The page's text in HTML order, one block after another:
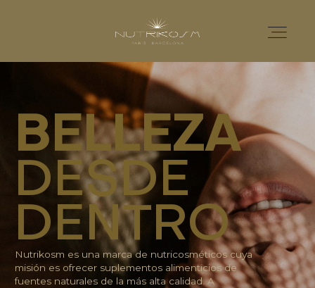
Home
Nutricosmética
Catálogo
Distribuidores
BELLEZA
DESDE
DENTRO
Nutrikosm es una marca de nutricosméticos cuya
misión es ofrecer suplementos alimenticios de
fuentes naturales de la más alta calidad. A